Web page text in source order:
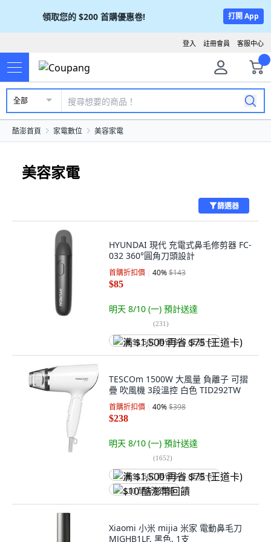
領取您的 $200 首購優惠卷! 打開 App
客服中心
註冊會員
登入
全部
酷澎首頁 家電數位 美容家電
美容家電
篩選器
HYUNDAI 現代 充電式鼻毛修剪器 FC-
032 360°圓角刀頭設計
首購折扣價 40%$143
$85
明天 8/10 (一) 預計送達
(231)
满 $1,500 再省 $75 (王道卡)
TESCOm 1500W 大風量 負離子 可摺
疊 吹風機 3段溫控 白色 TID292TW
首購折扣價 40%$398
$238
明天 8/10 (一) 預計送達
(1652)
满 $1,500 再省 $75 (王道卡)
$10 酷澎幣回饋
Xiaomi 小米 mijia 米家 電動鼻毛刀
MJGHB1LF, 黑色, 1支